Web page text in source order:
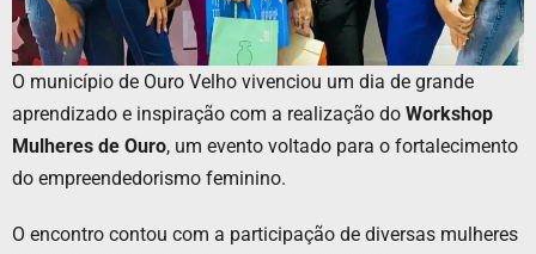
O município de Ouro Velho vivenciou um dia de grande
aprendizado e inspiração com a realização do Workshop
Mulheres de Ouro, um evento voltado para o fortalecimento
do empreendedorismo feminino.
O encontro contou com a participação de diversas mulheres